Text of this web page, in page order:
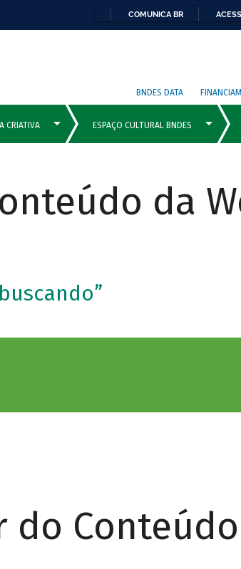
COMUNICA BR
BNDES DATA
da
do